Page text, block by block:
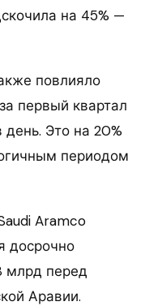
на 45% —
повлияло
первый квартал
Это на 20%
периодом
Aramco
досрочно
млрд перед
Аравии.